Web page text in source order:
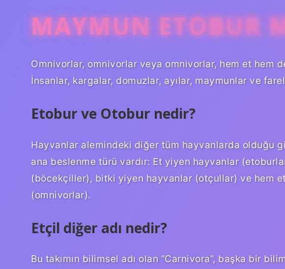
MAYMUN ETOBUR
Omnivorlar, omnivorlar veya omnivorlar, hem et hem
İnsanlar, kargalar, domuzlar, ayılar, maymunlar ve
Etobur ve Otobur nedir?
Hayvanlar alemindeki diğer tüm hayvanlarda olduğu
ana beslenme türü vardır: Et yiyen hayvanlar
(böcekçiller), bitki yiyen hayvanlar (otçullar) ve hem
(omnivorlar).
Etçil diğer adı nedir?
Bu takımın bilimsel adı olan “Carnivora”, başka bir